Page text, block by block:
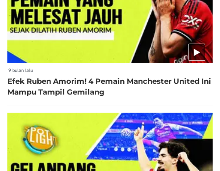
9 bulan lalu
Efek Ruben Amorim! 4 Pemain Manchester United Ini
Mampu Tampil Gemilang